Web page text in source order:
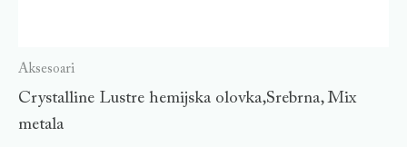
Aksesoari
Crystalline Lustre hemijska olovka,Srebrna, Mix
metala